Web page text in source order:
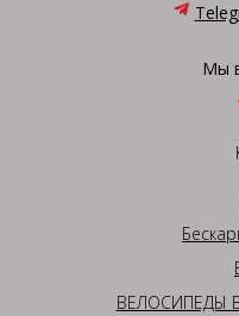
Мы
ВЕЛОСИПЕДЫ